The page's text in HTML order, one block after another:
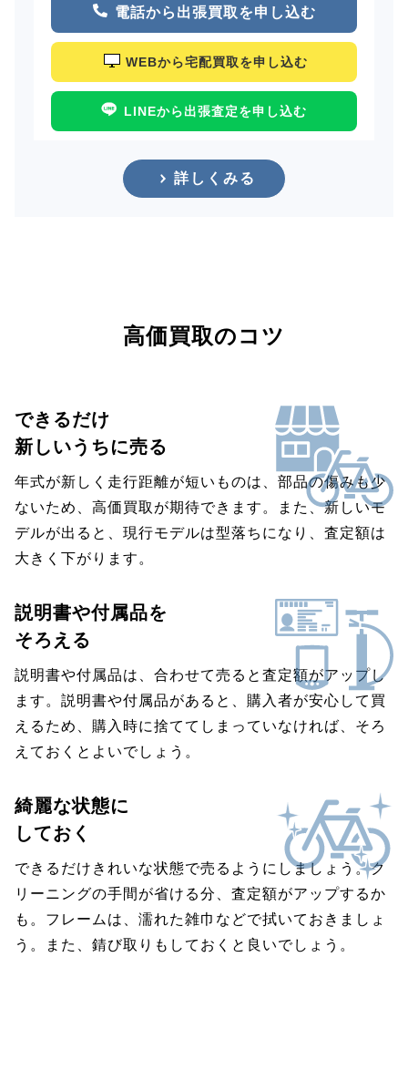
電話から出張買取を申し込む
WEBから宅配買取を申し込む
LINEから出張査定を申し込む
詳しくみる
高価買取のコツ
できるだけ
新しいうちに売る
年式が新しく走行距離が短いものは、部品の傷みも少
ないため、高価買取が期待できます。また、新しいモ
デルが出ると、現行モデルは型落ちになり、査定額は
大きく下がります。
説明書や付属品を
そろえる
説明書や付属品は、合わせて売ると査定額がアップし
ます。説明書や付属品があると、購入者が安心して買
えるため、購入時に捨ててしまっていなければ、そろ
えておくとよいでしょう。
綺麗な状態に
しておく
できるだけきれいな状態で売るようにしましょう。ク
リーニングの手間が省ける分、査定額がアップするか
も。フレームは、濡れた雑巾などで拭いておきましょ
う。また、錆び取りもしておくと良いでしょう。